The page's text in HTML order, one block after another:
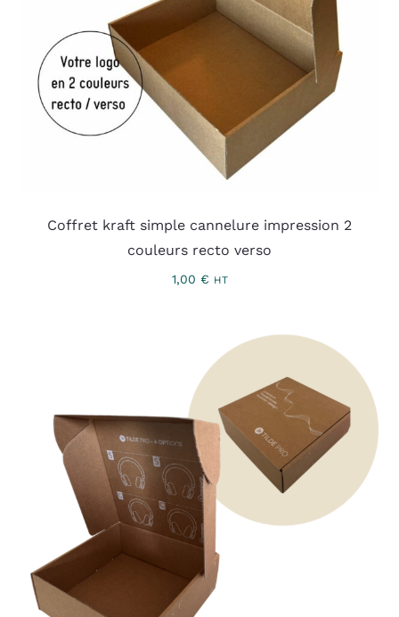
Coffret kraft simple cannelure impression 2
couleurs recto verso
1,00 € HT